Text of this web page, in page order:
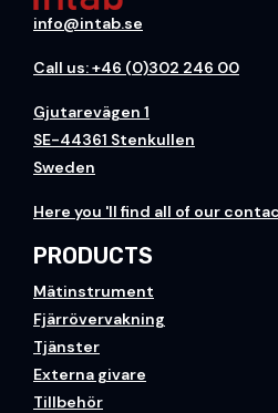
info@intab.se
Call us: +46 (0)302 246 00
Gjutarevägen 1
SE-44361 Stenkullen
Sweden
Here you 'll find all of our
PRODUCTS
Mätinstrument
Fjärrövervakning
Tjänster
Externa givare
Tillbehör